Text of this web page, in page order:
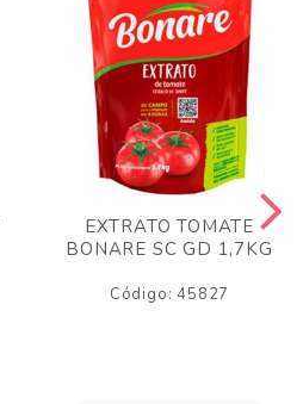
EXTRATO TOMATE
BONARE SC GD 1,7KG
Código: 45827